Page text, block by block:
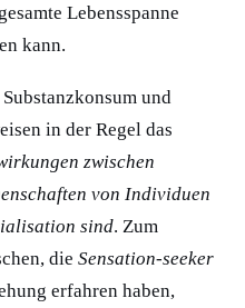
Lebensspanne
kann.
und
in der Regel das
zwischen
von Individuen
sind. Zum
die Sensation-seeker
erfahren haben,